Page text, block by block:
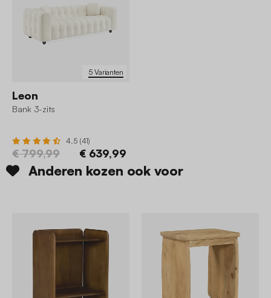
5 Varianten
Leon
Bank 3-zits
4.5 (41)
€ 799,99 € 639,99
Anderen kozen ook voor